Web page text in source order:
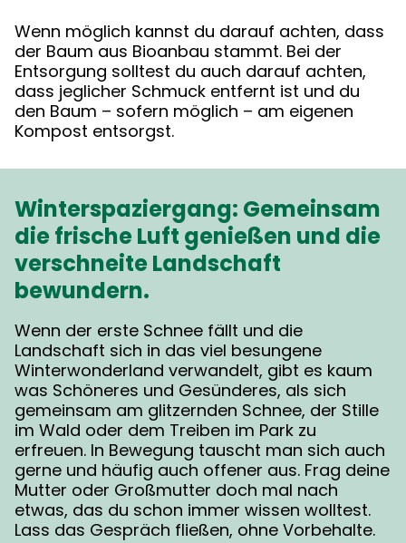
Wenn möglich kannst du darauf achten, dass
der Baum aus Bioanbau stammt. Bei der
Entsorgung solltest du auch darauf achten,
dass jeglicher Schmuck entfernt ist und du
den Baum – sofern möglich – am eigenen
Kompost entsorgst.
Winterspaziergang: Gemeinsam
die frische Luft genießen und die
verschneite Landschaft
bewundern.
Wenn der erste Schnee fällt und die
Landschaft sich in das viel besungene
Winterwonderland verwandelt, gibt es kaum
was Schöneres und Gesünderes, als sich
gemeinsam am glitzernden Schnee, der Stille
im Wald oder dem Treiben im Park zu
erfreuen. In Bewegung tauscht man sich auch
gerne und häufig auch offener aus. Frag deine
Mutter oder Großmutter doch mal nach
etwas, das du schon immer wissen wolltest.
Lass das Gespräch fließen, ohne Vorbehalte.